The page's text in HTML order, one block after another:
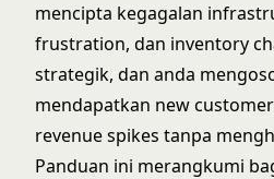
mencipta kegagalan
frustration, dan inventory
strategik, dan anda
mendapatkan new
revenue spikes tanpa
Panduan ini merangkumi